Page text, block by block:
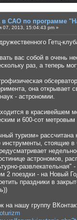
в САО по программе
07, 2013, 15:04:43 pm »
Гетц-
вас собой в очень
раз, а теперь
она
- астрономии.
в красивейшем
и 600-сот
туризм» рассчитана
инструменты, стоящие
астрономов,
2 поездки - на Новый
праздники в
на нашу группу